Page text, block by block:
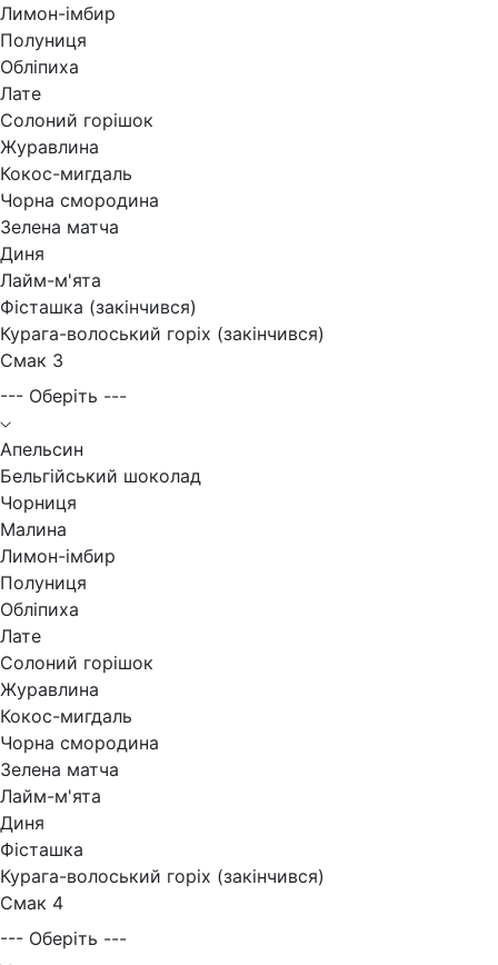
Лимон-імбир
Полуниця
Обліпиха
Лате
Солоний горішок
Журавлина
Кокос-мигдаль
Чорна смородина
Зелена матча
Диня
Лайм-м'ята
Фісташка (закінчився)
Курага-волоський горіх (закінчився)
Смак 3
--- Оберіть ---
Апельсин
Бельгійський шоколад
Чорниця
Малина
Лимон-імбир
Полуниця
Обліпиха
Лате
Солоний горішок
Журавлина
Кокос-мигдаль
Чорна смородина
Зелена матча
Лайм-м'ята
Диня
Фісташка
Курага-волоський горіх (закінчився)
Смак 4
--- Оберіть ---